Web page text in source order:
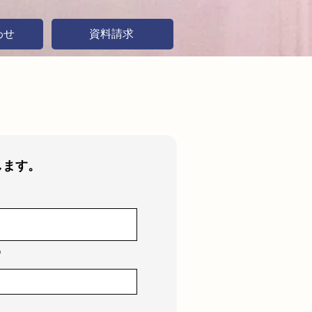
せ 資料請求
す。